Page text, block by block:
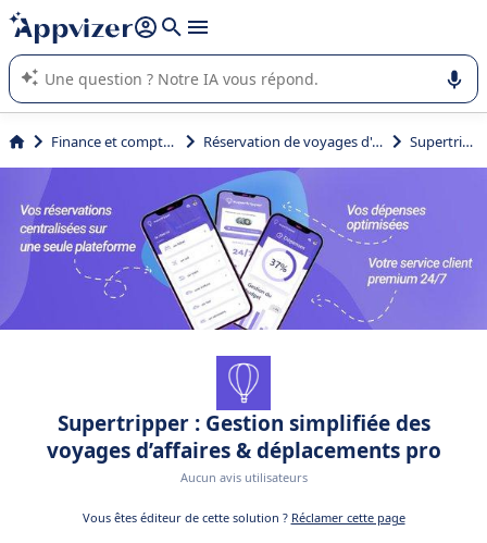
répondre (plusieurs lignes avec
L'IA de Appvizer vous guide dans l'utilisation ou la sélection de
logiciel SaaS en entreprise.
Finance et comptabilité Réservation de voyages d'affaires Supertripper
Supertripper : Gestion simplifiée des
voyages d’affaires & déplacements pro
Aucun avis utilisateurs
Vous êtes éditeur de cette solution ? Réclamer cette page